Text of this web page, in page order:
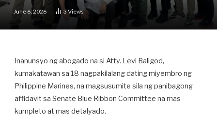
June 6, 2026 3Views
Inanunsyo ng abogado na si Atty. Levi Baligod,
kumakatawan sa 18 nagpakilalang dating miyembro ng
Philippine Marines, na magsusumite sila ng panibagong
affidavit sa Senate Blue Ribbon Committee na mas
kumpleto at mas detalyado.